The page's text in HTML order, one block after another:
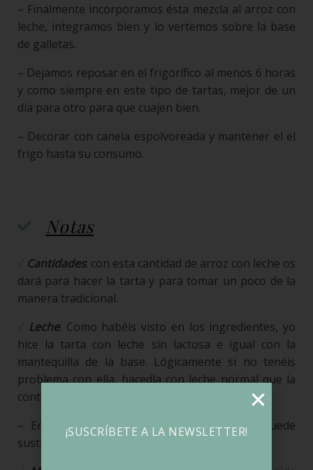
– Finalmente incorporamos ésta mezcla al arroz con
leche, integramos bien y lo vertemos sobre la base
de galletas.
– Dejamos reposar en el frigorífico al menos 6 horas
y como siempre en este tipo de tartas, mejor de un
día para otro para que cuajen bien.
– Decorar con canela espolvoreada y mantener el el
frigo hasta su consumo.
Notas
Cantidades: con esta cantidad de arroz con leche os
dará para hacer la tarta y para tomar un poco de la
manera tradicional.
Leche: Como habéis visto en los ingredientes, yo
hice la tarta con leche sin lactosa e igual con la
mantequilla de la base. Lógicamente si no tenéis
problema con ella, hacedla con leche normal que la
contenga.
– En caso te no poder tomar lácteos, se puede
sustituir por una leche vegetal.
¡SUSCRÍBETE A LA NEWSLETTER!